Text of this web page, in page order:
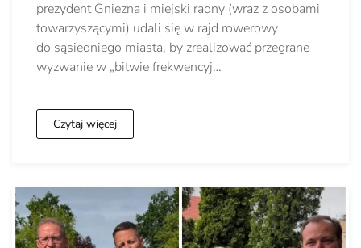
prezydent Gniezna i miejski radny (wraz z osobami
towarzyszącymi) udali się w rajd rowerowy
do sąsiedniego miasta, by zrealizować przegrane
wyzwanie w „bitwie frekwencyj…
Czytaj więcej